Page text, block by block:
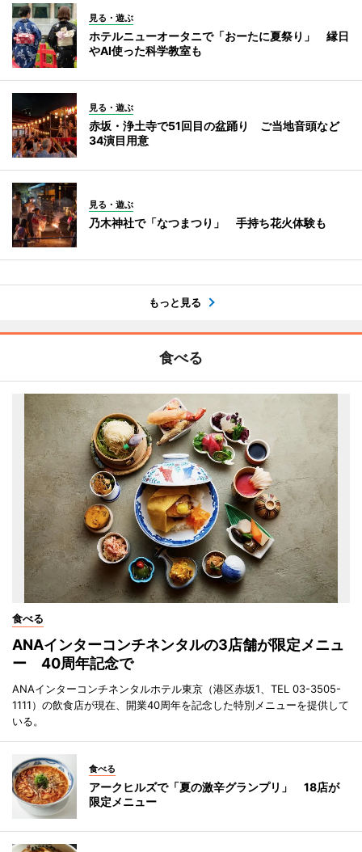
見る・遊ぶ
ホテルニューオータニで「おーたに夏祭り」 縁日
やAI使った科学教室も
見る・遊ぶ
赤坂・浄土寺で51回目の盆踊り ご当地音頭など
34演目用意
見る・遊ぶ
乃木神社で「なつまつり」 手持ち花火体験も
もっと見る
食べる
食べる
ANAインターコンチネンタルの3店舗が限定メニュ
ー 40周年記念で
ANAインターコンチネンタルホテル東京（港区赤坂1、TEL 03-3505-
1111）の飲食店が現在、開業40周年を記念した特別メニューを提供して
いる。
食べる
アークヒルズで「夏の激辛グランプリ」 18店が
限定メニュー